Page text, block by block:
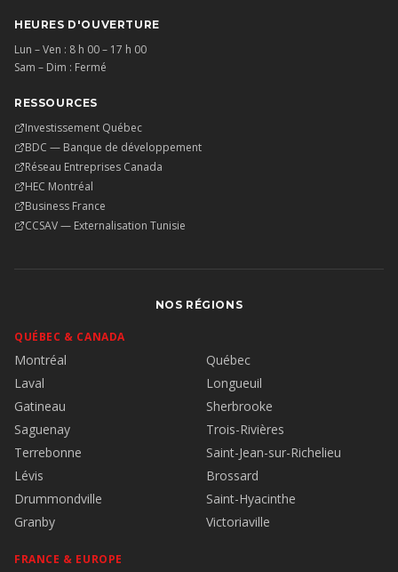
HEURES D'OUVERTURE
Lun – Ven : 8 h 00 – 17 h 00
Sam – Dim : Fermé
RESSOURCES
Investissement Québec
BDC — Banque de développement
Réseau Entreprises Canada
HEC Montréal
Business France
CCSAV — Externalisation Tunisie
NOS RÉGIONS
QUÉBEC & CANADA
Montréal
Québec
Laval
Longueuil
Gatineau
Sherbrooke
Saguenay
Trois-Rivières
Terrebonne
Saint-Jean-sur-Richelieu
Lévis
Brossard
Drummondville
Saint-Hyacinthe
Granby
Victoriaville
FRANCE & EUROPE